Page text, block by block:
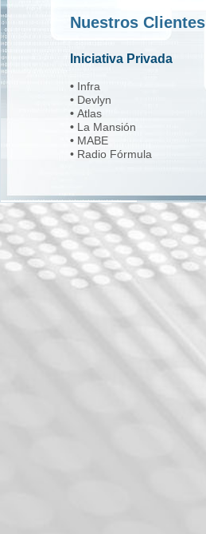
Nuestros Clientes
Iniciativa Privada
• Infra
• Devlyn
• Atlas
• La Mansión
• MABE
• Radio Fórmula